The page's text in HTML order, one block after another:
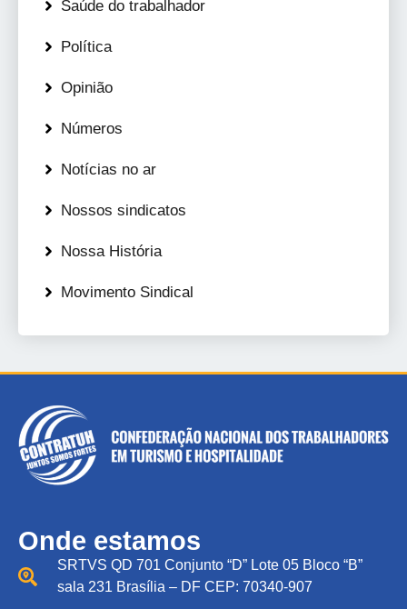
Saúde do trabalhador
Política
Opinião
Números
Notícias no ar
Nossos sindicatos
Nossa História
Movimento Sindical
Onde estamos
SRTVS QD 701 Conjunto “D” Lote 05 Bloco “B”
sala 231 Brasília – DF CEP: 70340-907